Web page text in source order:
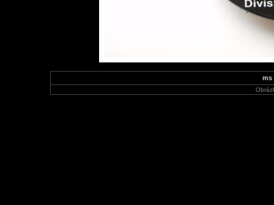
ms